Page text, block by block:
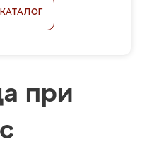
при